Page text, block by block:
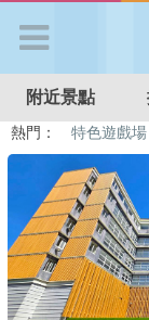
APP登入
首 頁
搜尋景點
附近景點
熱門： 特色遊戲場
溜滑梯民宿
觀光工